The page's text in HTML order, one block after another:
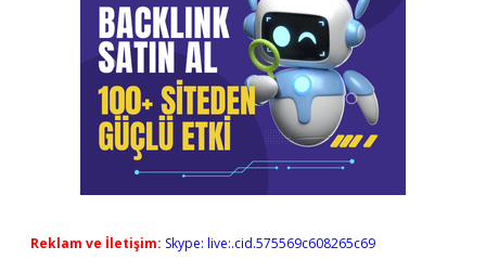
Reklam ve İletişim: Skype: live:.cid.575569c608265c69